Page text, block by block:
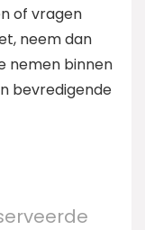
of vragen
neem dan
nemen binnen
bevredigende